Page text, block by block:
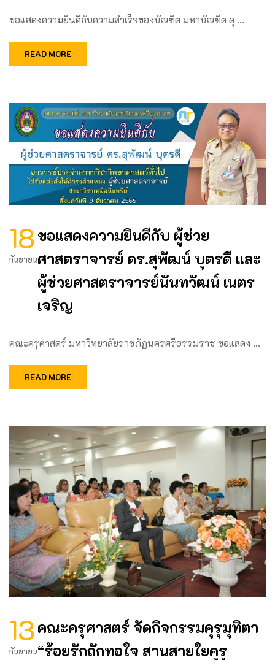
ขอแสดงความยินดีกับความสำเร็จของบัณฑิต มหาบัณฑิต ดุ …
READ MORE
18
กันยายน
ขอแสดงความยินดีกับ ผู้ช่วย
ศาสตราจารย์ ดร.สุพัฒน์ บุตรดี และ
ผู้ช่วยศาสตราจารย์นันทวัฒน์ เนตร
เจริญ
คณะครุศาสตร์ มหาวิทยาลัยราชภัฏนครศรีธรรมราช ขอแสดง …
READ MORE
13
กันยายน
คณะครุศาสตร์ จัดกิจกรรมคุรุมุทิตา
“ร้อยรักถักทอใจ สานสายใยคุรุ